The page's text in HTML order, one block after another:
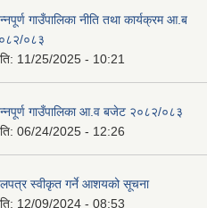
गाउँपालिका नीति तथा कार्यक्रम आ.ब
०८३
11/25/2025 - 10:21
गाउँपालिका आ.व बजेट २०८२/०८३
06/24/2025 - 12:26
स्वीकृत गर्ने आशयको सूचना
12/09/2024 - 08:53